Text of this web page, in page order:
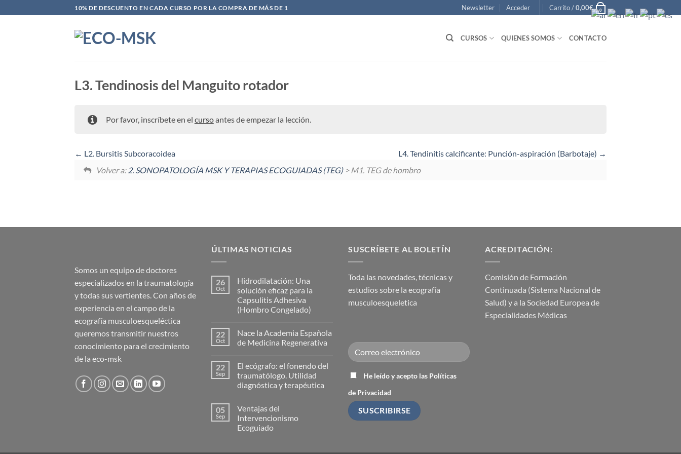
al
10% DE DESCUENTO EN CADA CURSO POR LA COMPRA DE MÁS DE 1 Newsletter Acceder Carrito /0,00€ 0
CURSOS QUIENES SOMOS CONTACTO
L3. Tendinosis del Manguito rotador
Por favor, inscríbete en el cursoantes de empezar la lección.
L2. Bursitis Subcoracoidea
L4. Tendinitis calcificante: Punción-aspiración (Barbotaje)
Volver a:2. SONOPATOLOGÍA MSK Y TERAPIAS ECOGUIADAS (TEG)> M1. TEG de hombro
Somos un equipo de doctores
especializados en la traumatología
y todas sus vertientes. Con años de
experiencia en el campo de la
ecografía musculoesqueléctica
queremos transmitir nuestros
conocimiento para el crecimiento
de la eco-msk
ÚLTIMAS NOTICIAS
26
Oct
Hidrodilatación: Una
solución eficaz para la
Capsulitis Adhesiva
(Hombro Congelado)
comentarios
en
Hidrodilatación:
eficaz
para
la
Capsulitis
Adhesiva
Congelado)
22
Oct
Nace la Academia Española
de Medicina Regenerativa
comentarios
en
Nace
la
Academia
de
Medicina
Regenerativa
22
Sep
El ecógrafo: el fonendo del
traumatólogo. Utilidad
diagnóstica y terapéutica
comentarios
en
El
ecógrafo:
05
Sep
Ventajas del
Intervencionismo
Ecoguiado
comentarios
SUSCRÍBETE AL BOLETÍN
Toda las novedades, técnicas y
estudios sobre la ecografía
musculoesqueletica
He leído y acepto las Políticas
de Privacidad
ACREDITACIÓN:
Comisión de Formación
Continuada (Sistema Nacional de
Salud) y a la Sociedad Europea de
Especialidades Médicas